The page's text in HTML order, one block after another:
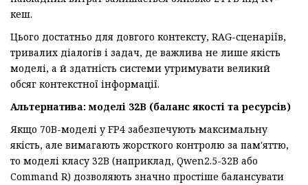
кеш.
Цього достатньо для довгого контексту, RAG-сценаріїв,
тривалих діалогів і задач, де важлива не лише якість
моделі, а й здатність системи утримувати великий
обсяг контекстної інформації.
Альтернатива: моделі 32B (баланс якості та ресурсів)
Якщо 70B-моделі у FP4 забезпечують максимальну
якість, але вимагають жорсткого контролю за пам'яттю,
то моделі класу 32B (наприклад, Qwen2.5-32B або
Command R) дозволяють значно простіше балансувати